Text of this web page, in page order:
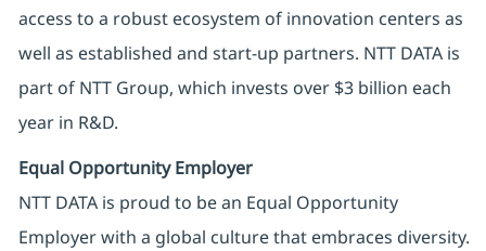
access to a robust ecosystem of innovation centers as
well as established and start-up partners. NTT DATA is
part of NTT Group, which invests over $3 billion each
year in R&D.
Equal Opportunity Employer
NTT DATA is proud to be an Equal Opportunity
Employer with a global culture that embraces diversity.